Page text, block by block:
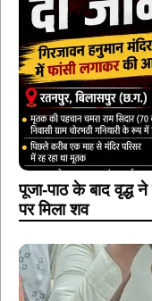
पूजा-पाठ के बाद वृद्ध
पर मिला शव